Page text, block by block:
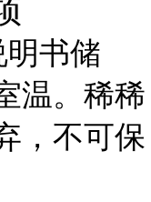
书储
温。稀稀
，不可保